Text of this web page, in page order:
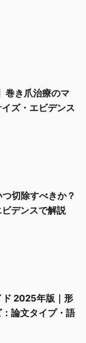
巻き爪治療のマ
ズ・エビデンス
切除すべきか？
デンスで解説
ド 2025年版｜形
論文タイプ・語